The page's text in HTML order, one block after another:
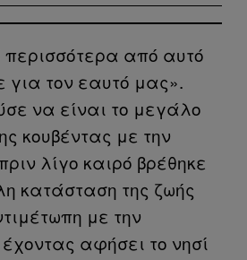
από αυτό
για τον εαυτό μας».
να είναι το μεγάλο
κουβέντας με την
λίγο καιρό βρέθηκε
κατάσταση της ζωής
με την
αφήσει το νησί